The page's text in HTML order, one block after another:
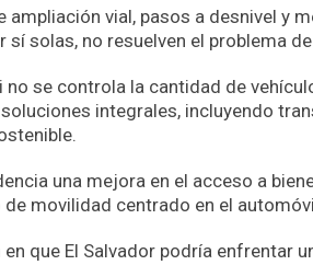
vial, pasos a desnivel y
solas, no resuelven el problema
se controla la cantidad de
integrales, incluyendo
una mejora en el acceso a
movilidad centrado en el
que El Salvador podría enfrentar